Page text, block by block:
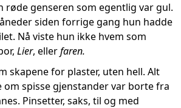
røde genseren som egentlig var gul.
siden forrige gang hun hadde
Nå viste hun ikke hvem som
Lier, ellerfaren.
skapene for plaster, uten hell. Alt
om spisse gjenstander var borte fra
Pinsetter, saks, til og med